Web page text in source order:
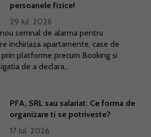
persoanele fizice!
29 Iul. 2026
semnal de alarma pentru
inchiriaza apartamente, case de
platforme precum Booking si
de a declara...
PFA, SRL sau salariat: Ce forma de
organizare ti se potriveste?
17 Iul. 2026